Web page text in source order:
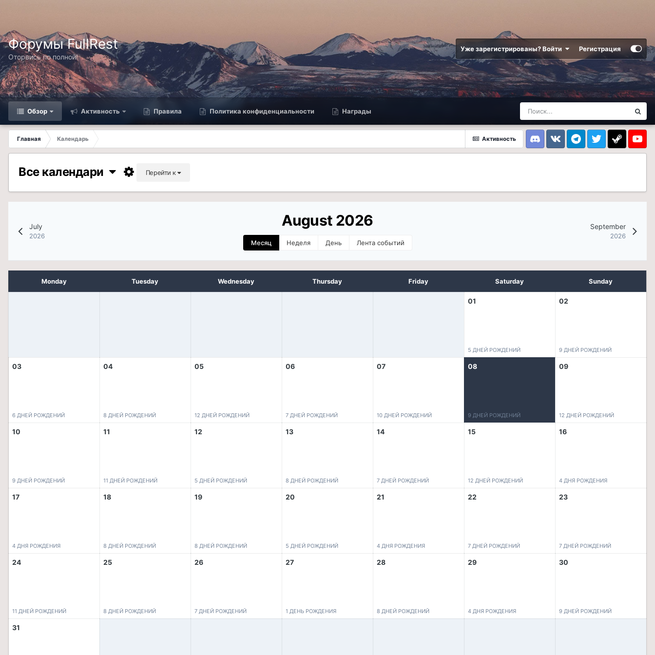
Форумы FullRest
Оторвись по полной!
Уже зарегистрированы? Войти Регистрация
Обзор Активность Правила Политика конфиденциальности Награды
Активность
Главная
Календарь
DiscordVK TelegramTwitter Steam
Все календари Перейти к
July
2026
August 2026
Месяц Неделя День Лента событий
September
2026
Monday Tuesday Wednesday Thursday Friday Saturday Sunday
01
5 ДНЕЙ РОЖДЕНИЙ
02
9 ДНЕЙ РОЖДЕНИЙ
03
6 ДНЕЙ РОЖДЕНИЙ
04
8 ДНЕЙ РОЖДЕНИЙ
05
12 ДНЕЙ РОЖДЕНИЙ
06
7 ДНЕЙ РОЖДЕНИЙ
07
10 ДНЕЙ РОЖДЕНИЙ
08
9 ДНЕЙ РОЖДЕНИЙ
09
12 ДНЕЙ РОЖДЕНИЙ
10
9 ДНЕЙ РОЖДЕНИЙ
11
11 ДНЕЙ РОЖДЕНИЙ
12
5 ДНЕЙ РОЖДЕНИЙ
13
8 ДНЕЙ РОЖДЕНИЙ
14
7 ДНЕЙ РОЖДЕНИЙ
15
12 ДНЕЙ РОЖДЕНИЙ
16
4 ДНЯ РОЖДЕНИЯ
17
4 ДНЯ РОЖДЕНИЯ
18
8 ДНЕЙ РОЖДЕНИЙ
19
8 ДНЕЙ РОЖДЕНИЙ
20
5 ДНЕЙ РОЖДЕНИЙ
21
4 ДНЯ РОЖДЕНИЯ
22
7 ДНЕЙ РОЖДЕНИЙ
23
7 ДНЕЙ РОЖДЕНИЙ
24
11 ДНЕЙ РОЖДЕНИЙ
25
8 ДНЕЙ РОЖДЕНИЙ
26
7 ДНЕЙ РОЖДЕНИЙ
27
1 ДЕНЬ РОЖДЕНИЯ
28
8 ДНЕЙ РОЖДЕНИЙ
29
4 ДНЯ РОЖДЕНИЯ
30
9 ДНЕЙ РОЖДЕНИЙ
31